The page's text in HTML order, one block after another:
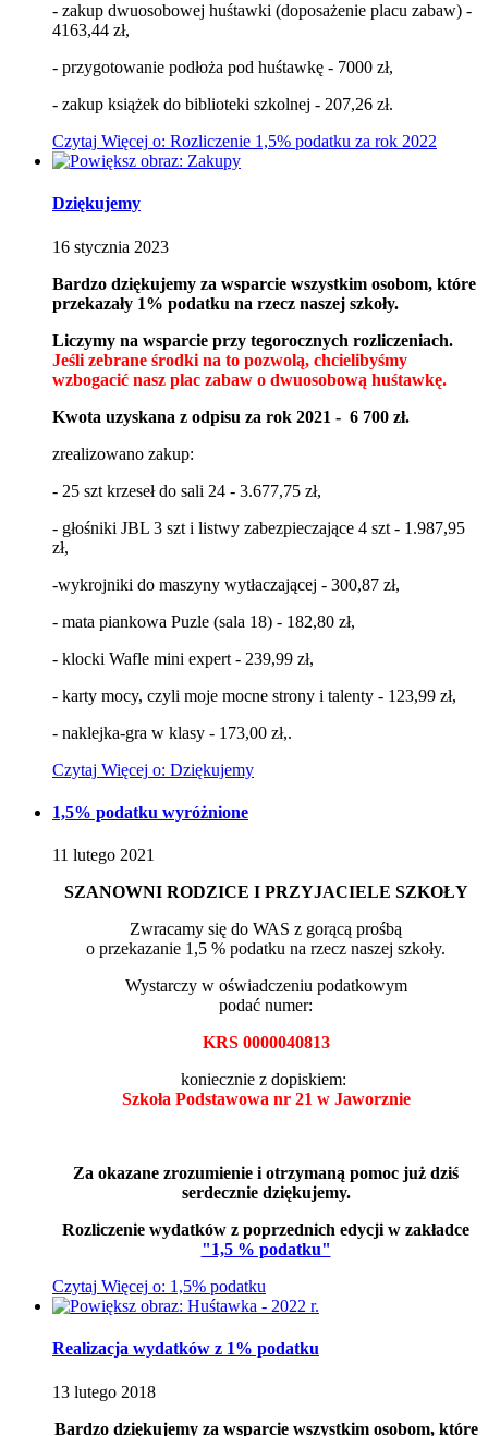
- zakup dwuosobowej huśtawki (doposażenie placu zabaw) -
4163,44 zł,
- przygotowanie podłoża pod huśtawkę - 7000 zł,
- zakup książek do biblioteki szkolnej - 207,26 zł.
Czytaj Więcej o: Rozliczenie 1,5% podatku za rok 2022
Dziękujemy
16 stycznia 2023
Bardzo dziękujemy za wsparcie wszystkim osobom, które
przekazały 1% podatku na rzecz naszej szkoły.
Liczymy na wsparcie przy tegorocznych rozliczeniach.
Jeśli zebrane środki na to pozwolą, chcielibyśmy
wzbogacić nasz plac zabaw o dwuosobową huśtawkę.
Kwota uzyskana z odpisu za rok 2021 - 6 700 zł.
zrealizowano zakup:
- 25 szt krzeseł do sali 24 - 3.677,75 zł,
- głośniki JBL 3 szt i listwy zabezpieczające 4 szt - 1.987,95
zł,
-wykrojniki do maszyny wytłaczającej - 300,87 zł,
- mata piankowa Puzle (sala 18) - 182,80 zł,
- klocki Wafle mini expert - 239,99 zł,
- karty mocy, czyli moje mocne strony i talenty - 123,99 zł,
- naklejka-gra w klasy - 173,00 zł,.
Czytaj Więcej o: Dziękujemy
1,5% podatku wyróżnione
11 lutego 2021
SZANOWNI RODZICE I PRZYJACIELE SZKOŁY
Zwracamy się do WAS z gorącą prośbą
o przekazanie 1,5 % podatku na rzecz naszej szkoły.
Wystarczy w oświadczeniu podatkowym
podać numer:
KRS 0000040813
koniecznie z dopiskiem:
Szkoła Podstawowa nr 21 w Jaworznie
Za okazane zrozumienie i otrzymaną pomoc już dziś
serdecznie dziękujemy.
Rozliczenie wydatków z poprzednich edycji w zakładce
"1,5 % podatku"
Czytaj Więcej o: 1,5% podatku
Realizacja wydatków z 1% podatku
13 lutego 2018
Bardzo dziękujemy za wsparcie wszystkim osobom, które